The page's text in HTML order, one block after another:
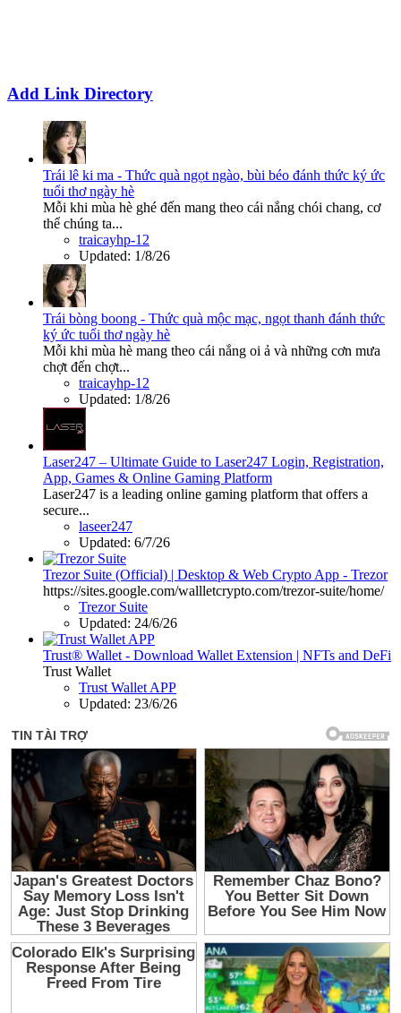
Add Link Directory
Trái lê ki ma - Thức quà ngọt ngào, bùi béo đánh thức ký ức
tuổi thơ ngày hè
Mỗi khi mùa hè ghé đến mang theo cái nắng chói chang, cơ
thể chúng ta...
traicayhp-12
Updated: 1/8/26
Trái bòng boong - Thức quà mộc mạc, ngọt thanh đánh thức
ký ức tuổi thơ ngày hè
Mỗi khi mùa hè mang theo cái nắng oi ả và những cơn mưa
chợt đến chợt...
traicayhp-12
Updated: 1/8/26
Laser247 – Ultimate Guide to Laser247 Login, Registration,
App, Games & Online Gaming Platform
Laser247 is a leading online gaming platform that offers a
secure...
laseer247
Updated: 6/7/26
Trezor Suite (Official) | Desktop & Web Crypto App - Trezor
https://sites.google.com/wallletcrypto.com/trezor-suite/home/
Trezor Suite
Updated: 24/6/26
Trust® Wallet - Download Wallet Extension | NFTs and DeFi
Trust Wallet
Trust Wallet APP
Updated: 23/6/26